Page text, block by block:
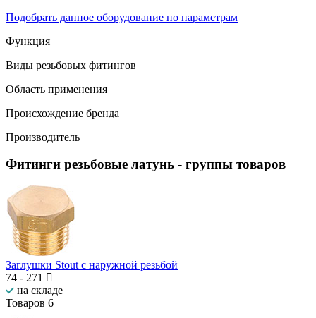
Подобрать данное оборудование по параметрам
Функция
Виды резьбовых фитингов
Область применения
Происхождение бренда
Производитель
Фитинги резьбовые латунь - группы товаров
Заглушки Stout с наружной резьбой
74 - 271
на складе
Товаров 6